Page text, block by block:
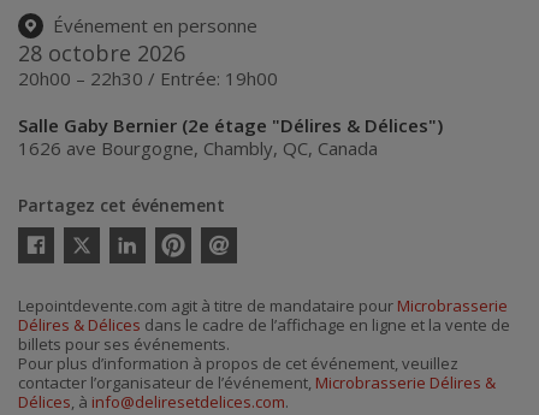
Événement en personne
28 octobre 2026
20h00 – 22h30 / Entrée: 19h00
Salle Gaby Bernier (2e étage "Délires & Délices")
1626 ave Bourgogne, Chambly, QC, Canada
Partagez cet événement
Twitter
courriel
Lepointdevente.com agit à titre de mandataire pour Microbrasserie
Délires & Délices dans le cadre de l’affichage en ligne et la vente de
billets pour ses événements.
Pour plus d’information à propos de cet événement, veuillez
contacter l’organisateur de l’événement, Microbrasserie Délires &
Délices, à info@deliresetdelices.com.